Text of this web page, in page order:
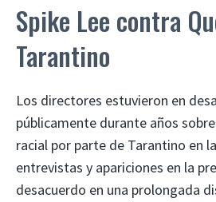
Spike Lee contra
Tarantino
Los directores estuvieron en
públicamente durante años
racial por parte de Tarantino en
entrevistas y apariciones en la
desacuerdo en una prolongada